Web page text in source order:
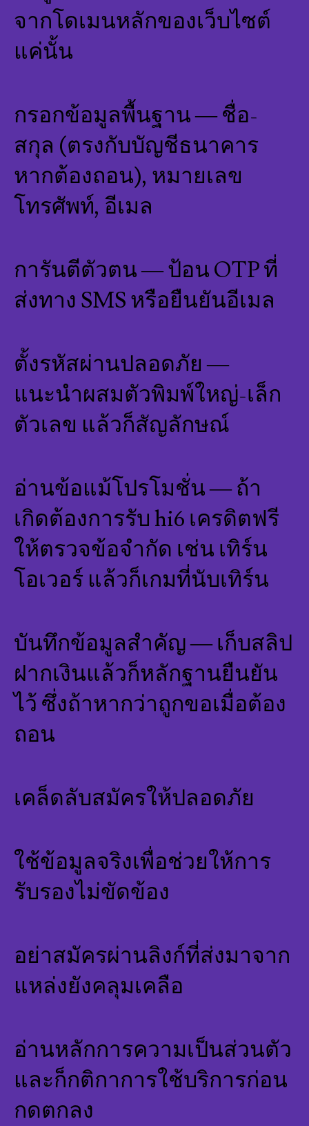
จากโดเมนหลักของเว็บไซต์
แค่นั้น
กรอกข้อมูลพื้นฐาน — ชื่อ-
สกุล (ตรงกับบัญชีธนาคาร
หากต้องถอน), หมายเลข
โทรศัพท์, อีเมล
การันตีตัวตน — ป้อน OTP ที่
ส่งทาง SMS หรือยืนยันอีเมล
ตั้งรหัสผ่านปลอดภัย —
แนะนำผสมตัวพิมพ์ใหญ่-เล็ก
ตัวเลข แล้วก็สัญลักษณ์
อ่านข้อแม้โปรโมชั่น — ถ้า
เกิดต้องการรับ hi6 เครดิตฟรี
ให้ตรวจข้อจำกัด เช่น เทิร์น
โอเวอร์ แล้วก็เกมที่นับเทิร์น
บันทึกข้อมูลสำคัญ — เก็บสลิป
ฝากเงินแล้วก็หลักฐานยืนยัน
ไว้ ซึ่งถ้าหากว่าถูกขอเมื่อต้อง
ถอน
เคล็ดลับสมัครให้ปลอดภัย
ใช้ข้อมูลจริงเพื่อช่วยให้การ
รับรองไม่ขัดข้อง
อย่าสมัครผ่านลิงก์ที่ส่งมาจาก
แหล่งยังคลุมเคลือ
อ่านหลักการความเป็นส่วนตัว
และก็กติกาการใช้บริการก่อน
กดตกลง